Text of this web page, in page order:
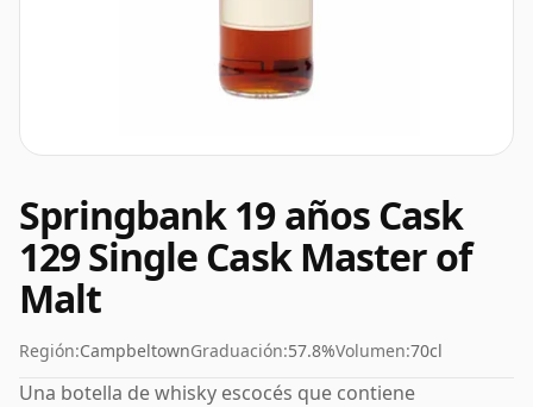
Springbank 19 años Cask
129 Single Cask Master of
Malt
Región:CampbeltownGraduación:57.8%Volumen:70cl
Una botella de whisky escocés que contiene